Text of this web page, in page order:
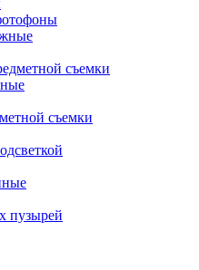
съемки
съемки
пузырей